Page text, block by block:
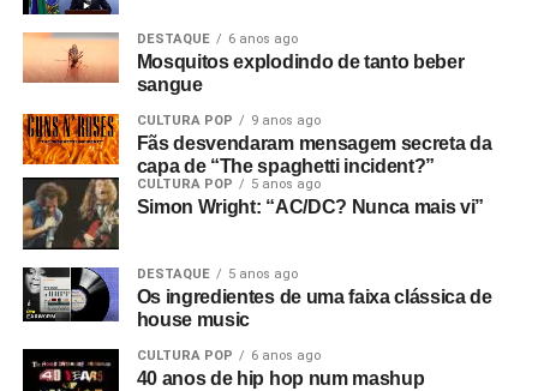
DESTAQUE 6 anos ago
Mosquitos explodindo de tanto beber
sangue
CULTURA POP 9 anos ago
Fãs desvendaram mensagem secreta da
capa de “The spaghetti incident?”
CULTURA POP 5 anos ago
Simon Wright: “AC/DC? Nunca mais vi”
DESTAQUE 5 anos ago
Os ingredientes de uma faixa clássica de
house music
CULTURA POP 6 anos ago
40 anos de hip hop num mashup